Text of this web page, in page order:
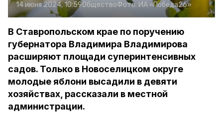
14 июня 2024, 10:59ОбществоФото: ИА «Победа26»
В Ставропольском крае по поручению
губернатора Владимира Владимирова
расширяют площади суперинтенсивных
садов. Только в Новоселицком округе
молодые яблони высадили в девяти
хозяйствах, рассказали в местной
администрации.